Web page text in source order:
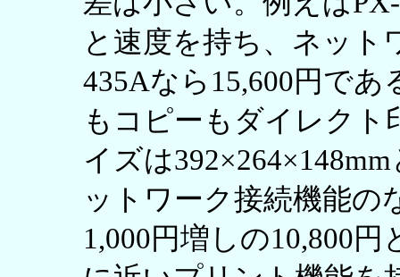
と速度を持ち、ネット
435Aなら15,600円であ
もコピーもダイレクト
イズは
ットワーク接続機能の
1,000円増しの10,800